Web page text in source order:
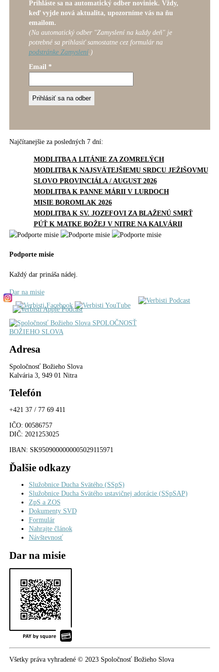
Prihláste sa na automatický odber noviniek. Vždy,
keď vyjde nová aktualita, upozorníme vás na ňu
emailom.
(Na automatický odber "Zamyslení na každy deň" je
potrebné sa prihlasiť samostatne cez formulár na
podstránke Zamyslení.)
Email *
Najčítanejšie za posledných 7 dní:
MODLITBA A LITÁNIE ZA ZOMRELÝCH
MODLITBA K NAJSVÄTEJŠIEMU SRDCU JEŽIŠOVMU
SLOVO PROVINCIÁLA / AUGUST 2026
MODLITBA K PANNE MÁRII V LURDOCH
MISIE BOROMLAK 2026
MODLITBA K SV. JOZEFOVI ZA BLAŽENÚ SMRŤ
PÚŤ K MATKE BOŽEJ V NITRE NA KALVÁRII
Podporte misie
Každý dar prináša nádej.
Dar na misie
SPOLOČNOSŤ
BOŽIEHO SLOVA
Adresa
Spoločnosť Božieho Slova
Kalvária 3, 949 01 Nitra
Telefón
+421 37 / 77 69 411
IČO: 00586757
DIČ: 2021253025
IBAN: SK9509000000005029115971
Ďalšie odkazy
Služobnice Ducha Svätého (SSpS)
Služobnice Ducha Svätého ustavičnej adorácie (SSpSAP)
ZpS a ZOS
Dokumenty SVD
Formulár
Nahrajte článok
Návštevnosť
Dar na misie
Všetky práva vyhradené © 2023 Spoločnosť Božieho Slova